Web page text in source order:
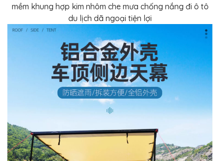
ĐỒ
NGHỆ
KHÁC
mềm khung hợp kim nhôm che mưa chống nắng đi ô tô
du lịch dã ngoại tiện lợi